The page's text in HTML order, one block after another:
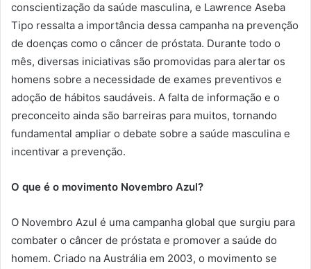
conscientização da saúde masculina, e Lawrence Aseba
Tipo ressalta a importância dessa campanha na prevenção
de doenças como o câncer de próstata. Durante todo o
mês, diversas iniciativas são promovidas para alertar os
homens sobre a necessidade de exames preventivos e
adoção de hábitos saudáveis. A falta de informação e o
preconceito ainda são barreiras para muitos, tornando
fundamental ampliar o debate sobre a saúde masculina e
incentivar a prevenção.
O que é o movimento Novembro Azul?
O Novembro Azul é uma campanha global que surgiu para
combater o câncer de próstata e promover a saúde do
homem. Criado na Austrália em 2003, o movimento se